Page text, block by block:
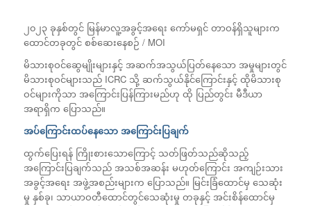
၂၀၂၃ ခုနှစ်တွင် မြန်မာလူ့အခွင့်အရေး ကော်မရှင် တာဝန်ရှိသူများက
ထောင်တခုတွင် စစ်ဆေးနေစဉ် / MOI
မိသားစုဝင်ဆွေမျိုးများနှင့် အဆက်အသွယ်ပြတ်နေသော အမှုများတွင်
မိသားစုဝင်များသည် ICRC သို့ ဆက်သွယ်နိုင်ကြောင်းနှင့် ထိုမိသားစု
ဝင်များကိုသာ အကြောင်းပြန်ကြားမည်ဟု ထို ပြည်တွင်း မီဒီယာ
အရာရှိက ပြောသည်။
အပ်ကြောင်းထပ်နေသော အကြောင်းပြချက်
ထွက်ပြေးရန် ကြိုးစားသောကြောင့် သတ်ဖြတ်သည်ဆိုသည့်
အကြောင်းပြချက်သည် အသစ်အဆန်း မဟုတ်ကြောင်း အကျဉ်းသား
အခွင့်အရေး အဖွဲ့အစည်းများက ပြောသည်။ မြင်းခြံထောင်မှ သေဆုံး
မှု နှစ်ခု၊ သာယာဝတီထောင်တွင်သေဆုံးမှု တခုနှင့် အင်းစိန်ထောင်မှ